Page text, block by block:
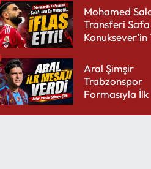
Mohamed
Transferi
Aral Şimşir
Trabzonspor
Formasıyla İlk